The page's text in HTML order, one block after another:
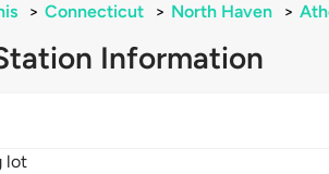
> Connecticut > North Haven >
Information
lot